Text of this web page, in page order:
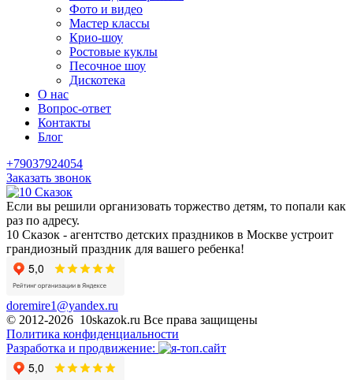
Фото и видео
Мастер классы
Крио-шоу
Ростовые куклы
Песочное шоу
Дискотека
О нас
Вопрос-ответ
Контакты
Блог
+79037924054
Заказать звонок
Если вы решили организовать торжество детям, то попали как
раз по адресу.
10 Сказок - агентство детских праздников в Москве устроит
грандиозный праздник для вашего ребенка!
doremire1@yandex.ru
© 2012-2026 10skazok.ru Все права защищены
Политика конфиденциальности
Разработка и продвижение: